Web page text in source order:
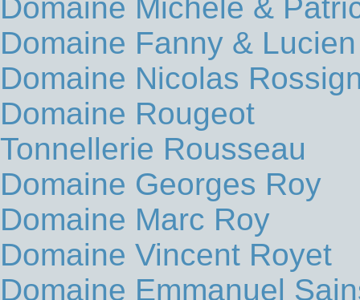
Domaine Michèle &
Domaine Fanny &
Domaine Nicolas
Domaine Rougeot
Tonnellerie Rousseau
Domaine Georges Roy
Domaine Marc Roy
Domaine Vincent Royet
Domaine Emmanuel